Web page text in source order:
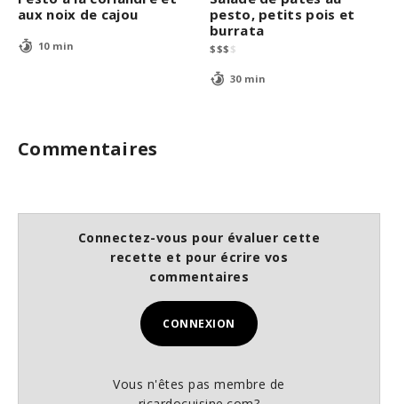
aux noix de cajou
10 min
pesto, petits pois et
burrata
$$$ $
30 min
Commentaires
Connectez-vous pour évaluer cette
recette et pour écrire vos
commentaires
CONNEXION
Vous n'êtes pas membre de